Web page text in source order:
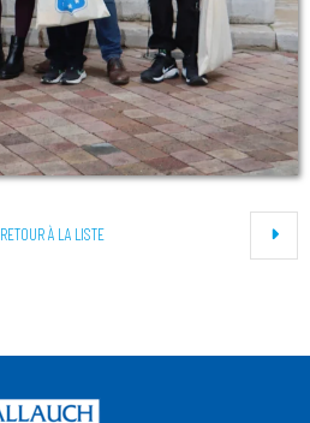
RETOUR À LA LISTE